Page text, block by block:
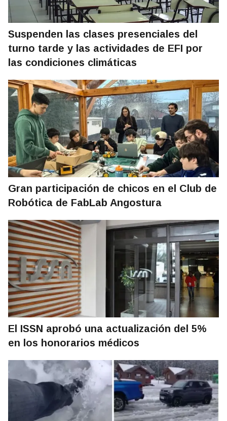
Suspenden las clases presenciales del
turno tarde y las actividades de EFI por
las condiciones climáticas
Gran participación de chicos en el Club de
Robótica de FabLab Angostura
El ISSN aprobó una actualización del 5%
en los honorarios médicos